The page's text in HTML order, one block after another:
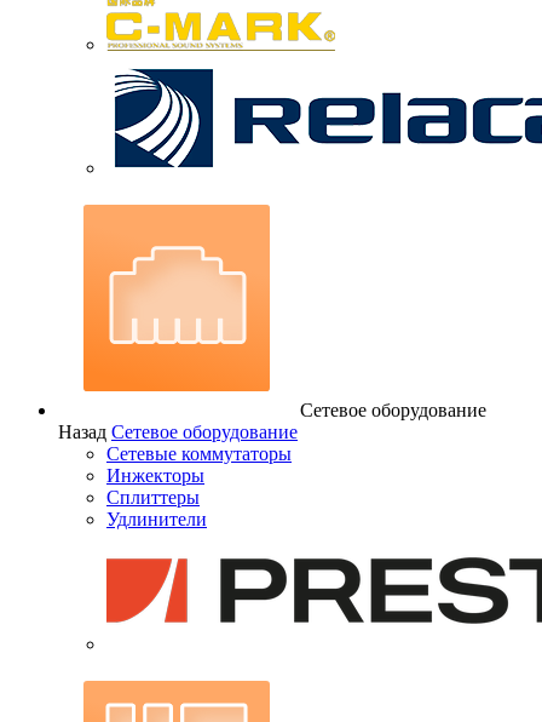
Сетевое оборудование
Назад Сетевое оборудование
Сетевые коммутаторы
Инжекторы
Сплиттеры
Удлинители